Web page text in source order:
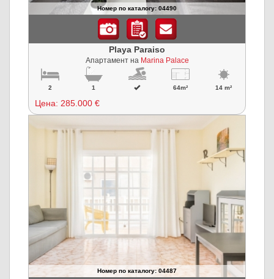
Номер по каталогу: 04490
Playa Paraiso
Апартамент на Marina Palace
2 1 64m² 14 m²
Цена: 285.000 €
Номер по каталогу: 04487